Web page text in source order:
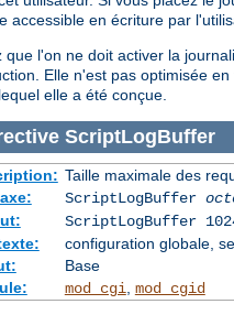
accessible en écriture par
que l'on ne doit activer la
Elle n'est pas optimisée
elle a été conçue.
ScriptLogBuffer
Taille maximale des
ScriptLogBuffer
ScriptLogBuffer
configuration globale,
Base
mod_cgi mod_cgid